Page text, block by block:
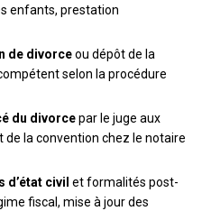
enfants, prestation
de divorceou dépôt de la
selon la procédure
du divorcepar le juge aux
la convention chez le notaire
civil et formalités post-
fiscal, mise à jour des